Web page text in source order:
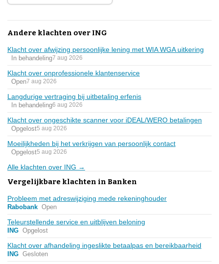
Andere klachten over ING
Klacht over afwijzing persoonlijke lening met WIA WGA uitkering
In behandeling7 aug 2026
Klacht over onprofessionele klantenservice
Open7 aug 2026
Langdurige vertraging bij uitbetaling erfenis
In behandeling6 aug 2026
Klacht over ongeschikte scanner voor iDEAL/WERO betalingen
Opgelost5 aug 2026
Moeilijkheden bij het verkrijgen van persoonlijk contact
Opgelost5 aug 2026
Alle klachten over ING →
Vergelijkbare klachten in Banken
Probleem met adreswijziging mede rekeninghouder
Rabobank Open
Teleurstellende service en uitblijven beloning
ING Opgelost
Klacht over afhandeling ingeslikte betaalpas en bereikbaarheid
ING Gesloten